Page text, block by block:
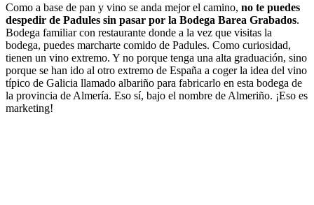
Como a base de pan y vino se anda mejor el camino, no te puedes
despedir de Padules sin pasar por la Bodega Barea Grabados.
Bodega familiar con restaurante donde a la vez que visitas la
bodega, puedes marcharte comido de Padules. Como curiosidad,
tienen un vino extremo. Y no porque tenga una alta graduación, sino
porque se han ido al otro extremo de España a coger la idea del vino
típico de Galicia llamado albariño para fabricarlo en esta bodega de
la provincia de Almería. Eso sí, bajo el nombre de Almeriño. ¡Eso es
marketing!